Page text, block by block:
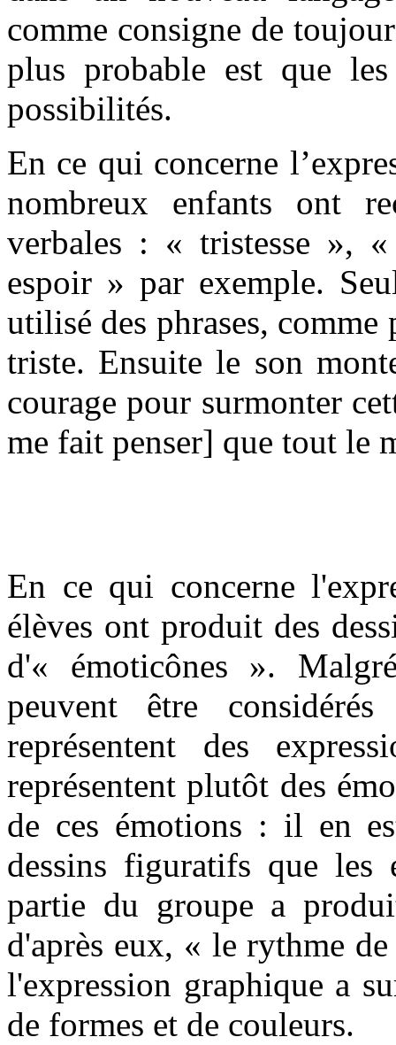
comme consigne de
plus probable est que
possibilités.
En ce qui concerne
nombreux enfants ont
verbales : « tristesse »,
espoir » par exemple.
utilisé des phrases,
triste. Ensuite le son
courage pour surmonter
me fait penser] que tout le
En ce qui concerne
élèves ont produit des
d'« émoticônes ».
peuvent être
représentent des
représentent plutôt des
de ces émotions : il en
dessins figuratifs que les
partie du groupe a
d'après eux, « le rythme
l'expression graphique a
de formes et de couleurs.